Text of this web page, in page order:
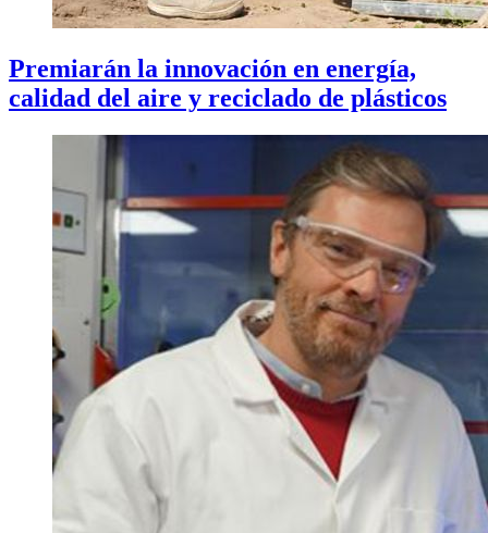
Premiarán la innovación en energía,
calidad del aire y reciclado de plásticos